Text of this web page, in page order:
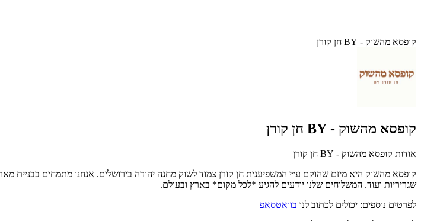
קופסא מהשוק - BY חן קורן
קופסא מהשוק - BY חן קורן
אודות קופסא מהשוק - BY חן קורן
קופסא מהשוק היא מיזם שהוקם ע״י המשפיענית חן קורן צמוד לשוק מחנה יהודה בירושלים. אנחנו מתמחים
שגריריות ועוד. המשלוחים שלנו יודעים להגיע *לכל מקום* בארץ ובעולם.
לפרטים נוספים: יכולים לכתוב לנו בוואטסאפ